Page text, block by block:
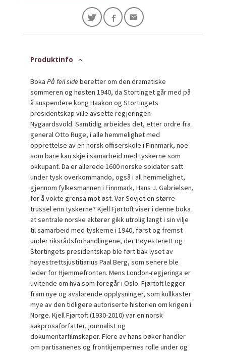
Produktinfo
BokaPå feil sideberetter om den dramatiske
sommeren og høsten 1940, da Stortinget går med på
å suspendere kong Haakon og Stortingets
presidentskap ville avsette regjeringen
Nygaardsvold. Samtidig arbeides det, etter ordre fra
general Otto Ruge, i alle hemmelighet med
opprettelse av en norsk offiserskole i Finnmark, noe
som bare kan skje i samarbeid med tyskerne som
okkupant. Da er allerede 1600 norske soldater satt
under tysk overkommando, også i all hemmelighet,
gjennom fylkesmannen i Finnmark, Hans J. Gabrielsen,
for å vokte grensa mot øst. Var Sovjet en større
trussel enn tyskerne? Kjell Fjørtoft viser i denne boka
at sentrale norske aktører gikk utrolig langt i sin vilje
til samarbeid med tyskerne i 1940, først og fremst
under riksrådsforhandlingene, der Høyesterett og
Stortingets presidentskap ble ført bak lyset av
høyestrettsjustitiarius Paal Berg, som senere ble
leder for Hjemmefronten. Mens London-regjeringa er
uvitende om hva som foregår i Oslo. Fjørtoft legger
fram nye og avslørende opplysninger, som kullkaster
mye av den tidligere autoriserte historien om krigen i
Norge. Kjell Fjørtoft (1930-2010) var en norsk
sakprosaforfatter, journalist og
dokumentarfilmskaper. Flere av hans bøker handler
om partisanenes og frontkjempernes rolle under og